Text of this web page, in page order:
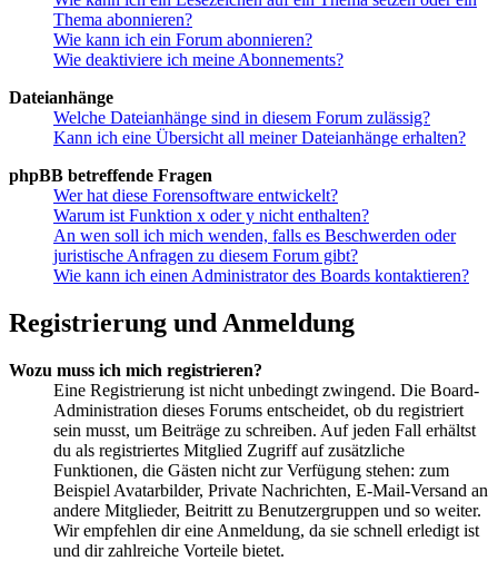
Thema abonnieren?
Wie kann ich ein Forum abonnieren?
Wie deaktiviere ich meine Abonnements?
Dateianhänge
Welche Dateianhänge sind in diesem Forum zulässig?
Kann ich eine Übersicht all meiner Dateianhänge erhalten?
phpBB betreffende Fragen
Wer hat diese Forensoftware entwickelt?
Warum ist Funktion x oder y nicht enthalten?
An wen soll ich mich wenden, falls es Beschwerden oder
juristische Anfragen zu diesem Forum gibt?
Wie kann ich einen Administrator des Boards kontaktieren?
Registrierung und Anmeldung
Wozu muss ich mich registrieren?
Eine Registrierung ist nicht unbedingt zwingend. Die Board-
Administration dieses Forums entscheidet, ob du registriert
sein musst, um Beiträge zu schreiben. Auf jeden Fall erhältst
du als registriertes Mitglied Zugriff auf zusätzliche
Funktionen, die Gästen nicht zur Verfügung stehen: zum
Beispiel Avatarbilder, Private Nachrichten, E-Mail-Versand an
andere Mitglieder, Beitritt zu Benutzergruppen und so weiter.
Wir empfehlen dir eine Anmeldung, da sie schnell erledigt ist
und dir zahlreiche Vorteile bietet.